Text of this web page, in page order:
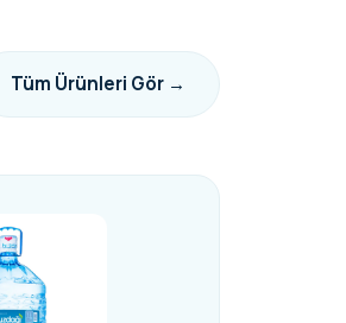
Tüm Ürünleri Gör →